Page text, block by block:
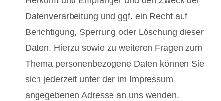
Datenverarbeitung und ggf. ein Recht auf
Berichtigung, Sperrung oder Löschung dieser
Daten. Hierzu sowie zu weiteren Fragen zum
Thema personenbezogene Daten können Sie
sich jederzeit unter der im Impressum
angegebenen Adresse an uns wenden.